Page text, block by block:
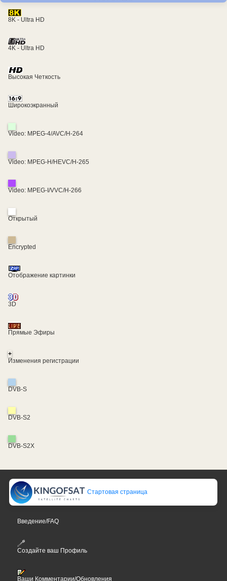
8K - Ultra HD
4K - Ultra HD
Высокая Четкость
Широкоэкранный
Video: MPEG-4/AVC/H-264
Video: MPEG-H/HEVC/H-265
Video: MPEG-I/VVC/H-266
Открытый
Encrypted
Отображение картинки
3D
Прямые Эфиры
+
Изменения регистрации
DVB-S
DVB-S2
DVB-S2X
Стартовая страница
Введение/FAQ
Создайте ваш Профиль
Ваши Комментарии/Обновления